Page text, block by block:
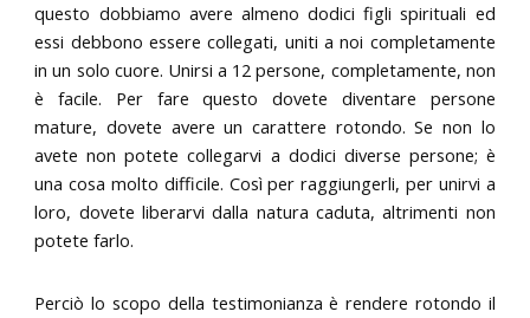
questo dobbiamo avere almeno dodici figli spirituali ed
essi debbono essere collegati, uniti a noi completamente
in un solo cuore. Unirsi a 12 persone, completamente, non
è facile. Per fare questo dovete diventare persone
mature, dovete avere un carattere rotondo. Se non lo
avete non potete collegarvi a dodici diverse persone; è
una cosa molto difficile. Così per raggiungerli, per unirvi a
loro, dovete liberarvi dalla natura caduta, altrimenti non
potete farlo.
Perciò lo scopo della testimonianza è rendere rotondo il